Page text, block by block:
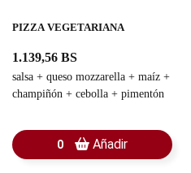
PIZZA VEGETARIANA
1.139,56 BS
salsa + queso mozzarella + maíz +
champiñón + cebolla + pimentón
0 Añadir